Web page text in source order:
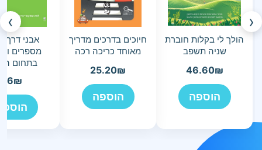
‹
הולך לי בקלות חוברת
שניה תשפב
46.60₪
הוספה
חיוכים בדרכים מדריך
מאוחד כריכה רכה
25.20₪
הוספה
מספרים
בתחום ה-100
36₪
›